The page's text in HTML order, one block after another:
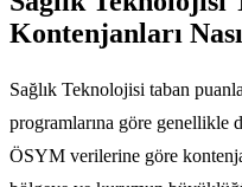
Kontenjanları
Sağlık Teknolojisi taban
programlarına göre genellikle
ÖSYM verilerine göre